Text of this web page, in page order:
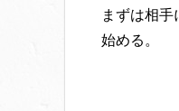
まずは相手
始める。